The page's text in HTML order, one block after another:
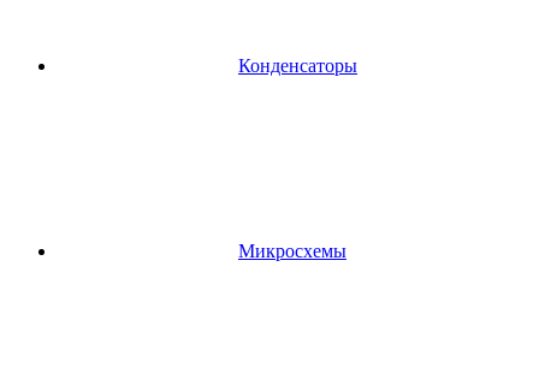
Конденсаторы
Микросхемы